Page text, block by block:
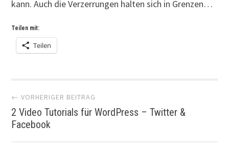
kann. Auch die Verzerrungen halten sich in Grenzen…
Teilen mit:
Teilen
Artikel-
Navigation
← VORHERIGER BEITRAG
2 Video Tutorials für WordPress – Twitter &
Facebook